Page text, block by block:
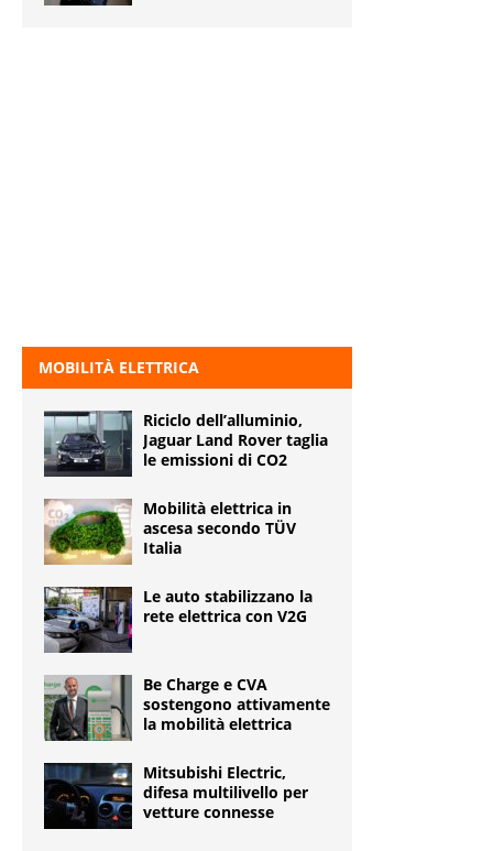
MOBILITÀ ELETTRICA
Riciclo dell’alluminio,
Jaguar Land Rover taglia
le emissioni di CO2
Mobilità elettrica in
ascesa secondo TÜV
Italia
Le auto stabilizzano la
rete elettrica con V2G
Be Charge e CVA
sostengono attivamente
la mobilità elettrica
Mitsubishi Electric,
difesa multilivello per
vetture connesse